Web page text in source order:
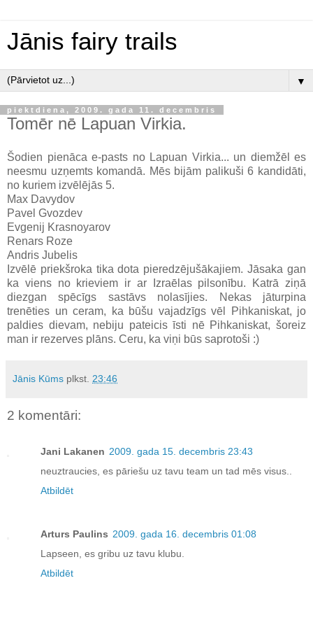
Jānis fairy trails
▼
piektdiena, 2009. gada 11. decembris
Tomēr nē Lapuan Virkia.
Šodien pienāca e-pasts no Lapuan Virkia... un diemžēl es
neesmu uzņemts komandā. Mēs bijām palikuši 6 kandidāti,
no kuriem izvēlējās 5.
Max Davydov
Pavel Gvozdev
Evgenij Krasnoyarov
Renars Roze
Andris Jubelis
Izvēlē priekšroka tika dota pieredzējušākajiem. Jāsaka gan
ka viens no krieviem ir ar Izraēlas pilsonību. Katrā ziņā
diezgan spēcīgs sastāvs nolasījies. Nekas jāturpina
trenēties un ceram, ka būšu vajadzīgs vēl Pihkaniskat, jo
paldies dievam, nebiju pateicis īsti nē Pihkaniskat, šoreiz
man ir rezerves plāns. Ceru, ka viņi būs saprotoši :)
Jānis Kūms plkst. 23:46
2 komentāri:
Jani Lakanen 2009. gada 15. decembris 23:43
neuztraucies, es pāriešu uz tavu team un tad mēs visus..
Atbildēt
Arturs Paulins 2009. gada 16. decembris 01:08
Lapseen, es gribu uz tavu klubu.
Atbildēt